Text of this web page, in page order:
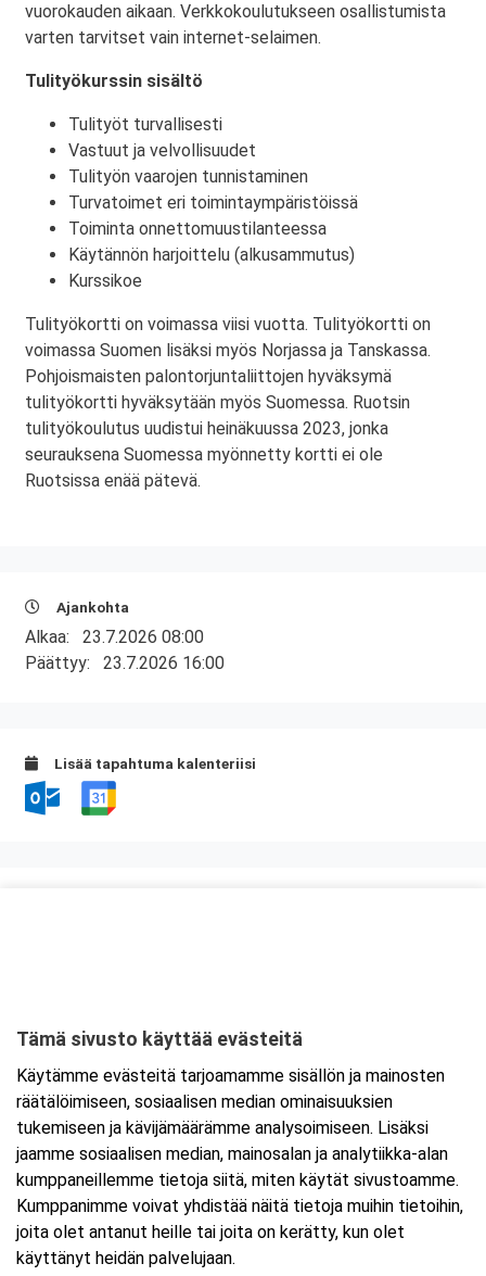
vuorokauden aikaan. Verkkokoulutukseen osallistumista
varten tarvitset vain internet-selaimen.
Tulityökurssin sisältö
Tulityöt turvallisesti
Vastuut ja velvollisuudet
Tulityön vaarojen tunnistaminen
Turvatoimet eri toimintaympäristöissä
Toiminta onnettomuustilanteessa
Käytännön harjoittelu (alkusammutus)
Kurssikoe
Tulityökortti on voimassa viisi vuotta. Tulityökortti on
voimassa Suomen lisäksi myös Norjassa ja Tanskassa.
Pohjoismaisten palontorjuntaliittojen hyväksymä
tulityökortti hyväksytään myös Suomessa. Ruotsin
tulityökoulutus uudistui heinäkuussa 2023, jonka
seurauksena Suomessa myönnetty kortti ei ole
Ruotsissa enää pätevä.
Ajankohta
Alkaa: 23.7.2026 08:00
Päättyy: 23.7.2026 16:00
Lisää tapahtuma kalenteriisi
Tarkempi kartta ja ajo-ohjeet
Tämä sivusto käyttää evästeitä
Käytämme evästeitä tarjoamamme sisällön ja mainosten
räätälöimiseen, sosiaalisen median ominaisuuksien
tukemiseen ja kävijämäärämme analysoimiseen. Lisäksi
jaamme sosiaalisen median, mainosalan ja analytiikka-alan
kumppaneillemme tietoja siitä, miten käytät sivustoamme.
Kumppanimme voivat yhdistää näitä tietoja muihin tietoihin,
joita olet antanut heille tai joita on kerätty, kun olet
käyttänyt heidän palvelujaan.